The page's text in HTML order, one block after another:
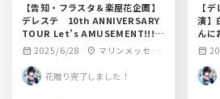
【告知・フラスタ＆楽屋花企画】
デレステ 10th ANNIVERSARY
TOUR Let’s AMUSEMENT!!!福
岡公演に参加される白雪千夜さ
ん・関口理咲さんへお花を贈りま
せんか？
calendar_month 2025/6/28 location_on マリンメッセ福
花贈り完了しました！
【
演】
んに
calendar_month